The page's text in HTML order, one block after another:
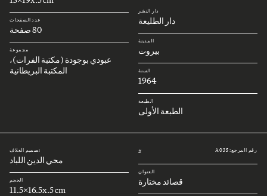
دار النشر
دار الطليعة
المدينة
بيروت
السنة
1964
الطبعة
الطبعة الأولى
عدد الصفحات
80 صفحة
مجموعة
عبودي بوجودة (مكتبة الفرات)،
المكتبة البريطانية
رقم المرجع: A035 #
العنوان
قصائد مختارة
تصميم الغلاف
محي الدين اللباد
الحجم
11.5x16.5x.5 cm